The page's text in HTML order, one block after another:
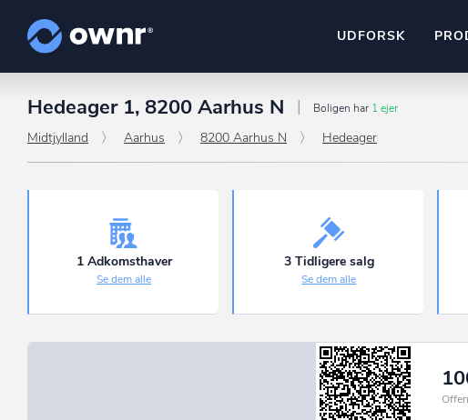
UDFORSK
ownr Insights
Hold dig opdateret og compliant
ownr Pipeline
Sæt strøm til dit nysalg
Identificer salgsklare kundeemner
Kun
Hedeager 1, 8200 Aarhus N Boligen har 1 ejer
Midtjylland Aarhus 8200 Aarhus N Hedeager
1 Adkomsthaver
Se dem alle
3 Tidligere salg
Se dem alle